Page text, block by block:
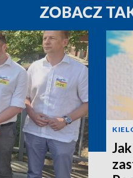
ZOBACZ